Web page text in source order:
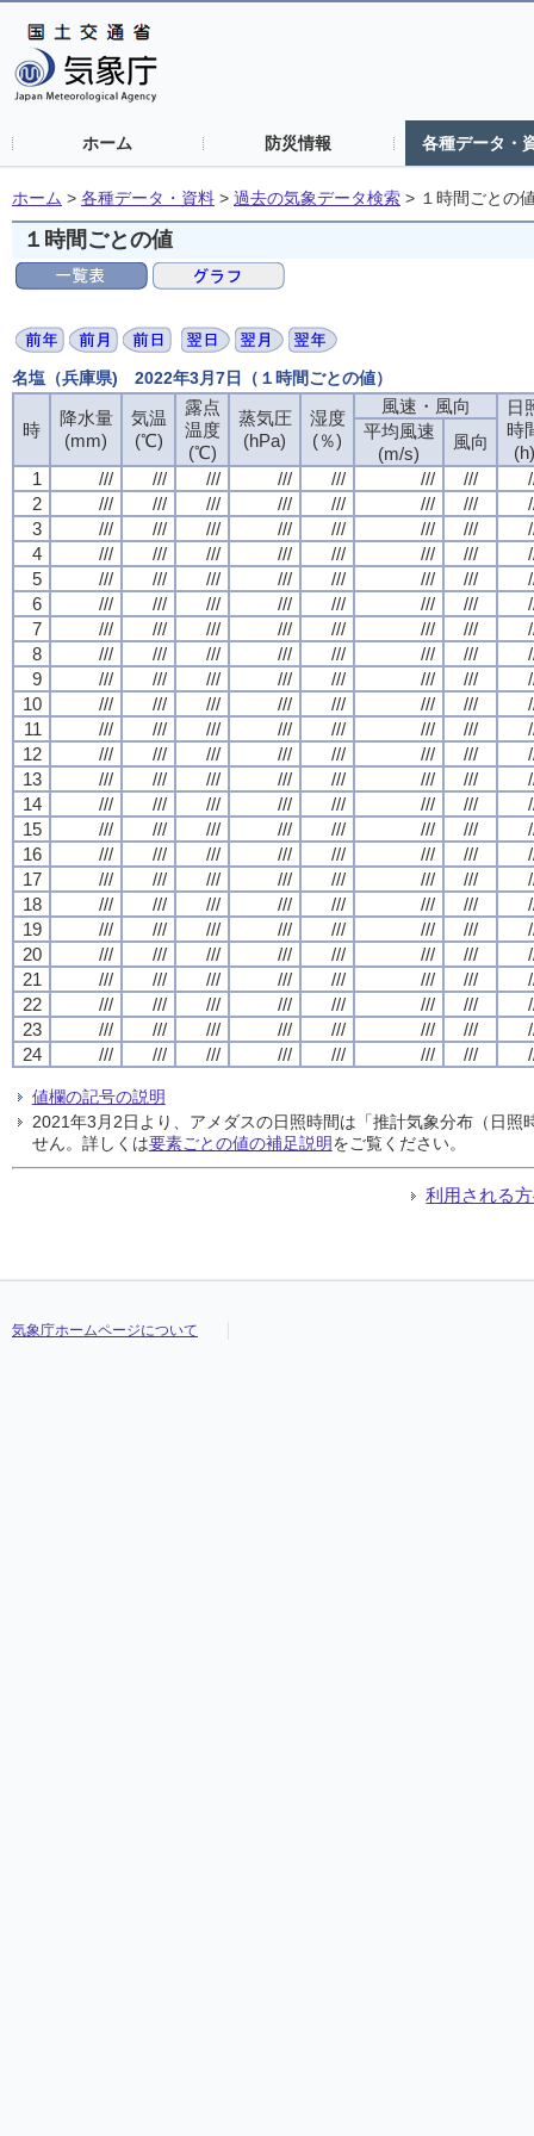
ホーム 防災情報 各種データ・
ホーム > 各種データ・資料 > 過去の気象データ検索 > １時間ごとの
１時間ごとの値
名塩（兵庫県) 2022年3月7日（１時間ごとの値）
時
降水量
(mm)
気温
(℃)
露点
温度
(℃)
蒸気圧
(hPa)
湿度
(％)
風速・風向
日
時
(h)
平均風速
(m/s)
風向
1
/// /// /// /// /// /// ///
2
/// /// /// /// /// /// ///
3
/// /// /// /// /// /// ///
4
/// /// /// /// /// /// ///
5
/// /// /// /// /// /// ///
6
/// /// /// /// /// /// ///
7
/// /// /// /// /// /// ///
8
/// /// /// /// /// /// ///
9
/// /// /// /// /// /// ///
10
/// /// /// /// /// /// ///
11
/// /// /// /// /// /// ///
12
/// /// /// /// /// /// ///
13
/// /// /// /// /// /// ///
14
/// /// /// /// /// /// ///
15
/// /// /// /// /// /// ///
16
/// /// /// /// /// /// ///
17
/// /// /// /// /// /// ///
18
/// /// /// /// /// /// ///
19
/// /// /// /// /// /// ///
20
/// /// /// /// /// /// ///
21
/// /// /// /// /// /// ///
22
/// /// /// /// /// /// ///
23
/// /// /// /// /// /// ///
24
/// /// /// /// /// /// ///
値欄の記号の説明
2021年3月2日より、アメダスの日照時間は「推計気象分布（日
せん。詳しくは要素ごとの値の補足説明をご覧ください。
利用される
気象庁ホームページについて